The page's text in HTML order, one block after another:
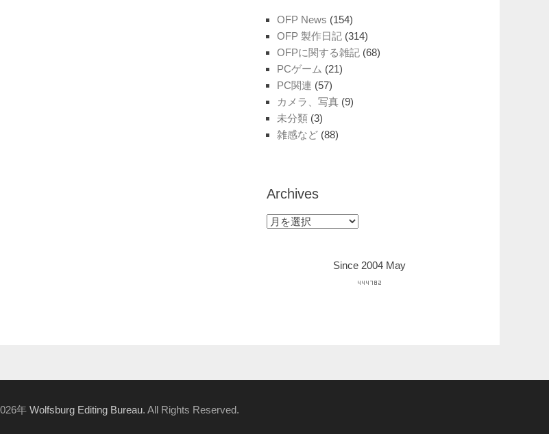
OFP News (154)
OFP 製作日記 (314)
OFPに関する雑記 (68)
PCゲーム (21)
PC関連 (57)
カメラ、写真 (9)
未分類 (3)
雑感など (88)
Archives
Archives
Since 2004 May
年 Wolfsburg Editing Bureau. All Rights Reserved.